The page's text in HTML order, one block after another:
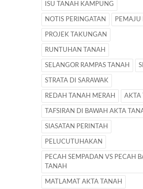
ISU TANAH KAMPUNG
NOTIS PERINGATAN PEMAJU
PROJEK TAKUNGAN
RUNTUHAN TANAH
SELANGOR RAMPAS TANAH
STRATA DI SARAWAK
REDAH TANAH MERAH AKTA
TAFSIRAN DI BAWAH AKTA
SIASATAN PERINTAH
PELUCUTUHAKAN
PECAH SEMPADAN VS PECAH
TANAH
MATLAMAT AKTA TANAH